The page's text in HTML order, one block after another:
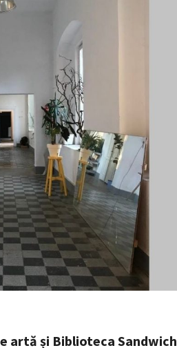
artă și Biblioteca Sandwich